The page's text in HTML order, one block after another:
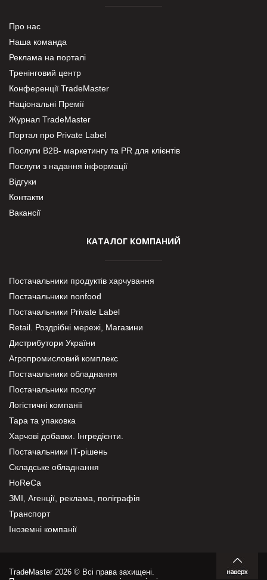
Про нас
Наша команда
Реклама на порталі
Тренінговий центр
Конференції TradeMaster
Національні Премії
Журнал TradeMaster
Портал про Private Label
Послуги В2В- маркетингу та PR для клієнтів
Послуги з надання інформації
Відгуки
Контакти
Вакансії
КАТАЛОГ КОМПАНИЙ
Постачальники продуктів харчування
Постачальники nonfood
Постачальники Private Label
Retail. Роздрібні мережі, Магазини
Дистрибутори України
Агропромисловий комплекс
Постачальники обладнання
Постачальники послуг
Логістичні компанії
Тара та упаковка
Харчові добавки. Інгредієнти.
Постачальники IT-рішень
Складське обладнання
HoReCa
ЗМІ, Агенції, реклама, поліграфія
Транспорт
Іноземні компанії
TradeMaster 2026 © Всі права захищені.